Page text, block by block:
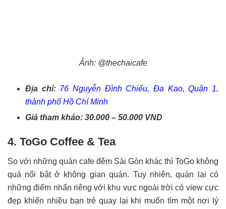
Ảnh: @thechaicafe
Địa chỉ: 76 Nguyễn Đình Chiểu, Đa Kao, Quận 1,
thành phố Hồ Chí Minh
Giá tham khảo: 30.000 – 50.000 VND
4. ToGo Coffee & Tea
So với những quán cafe đêm Sài Gòn khác thì ToGo không
quá nổi bật ở không gian quán. Tuy nhiên, quán lại có
những điểm nhấn riêng với khu vực ngoài trời có view cực
đẹp khiến nhiều bạn trẻ quay lại khi muốn tìm một nơi lý